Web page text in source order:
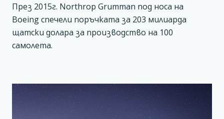
През 2015г. Northrop Grumman под носа на
Boeing спечели поръчката за 203 милиарда
щатски долара за производство на 100
самолета.